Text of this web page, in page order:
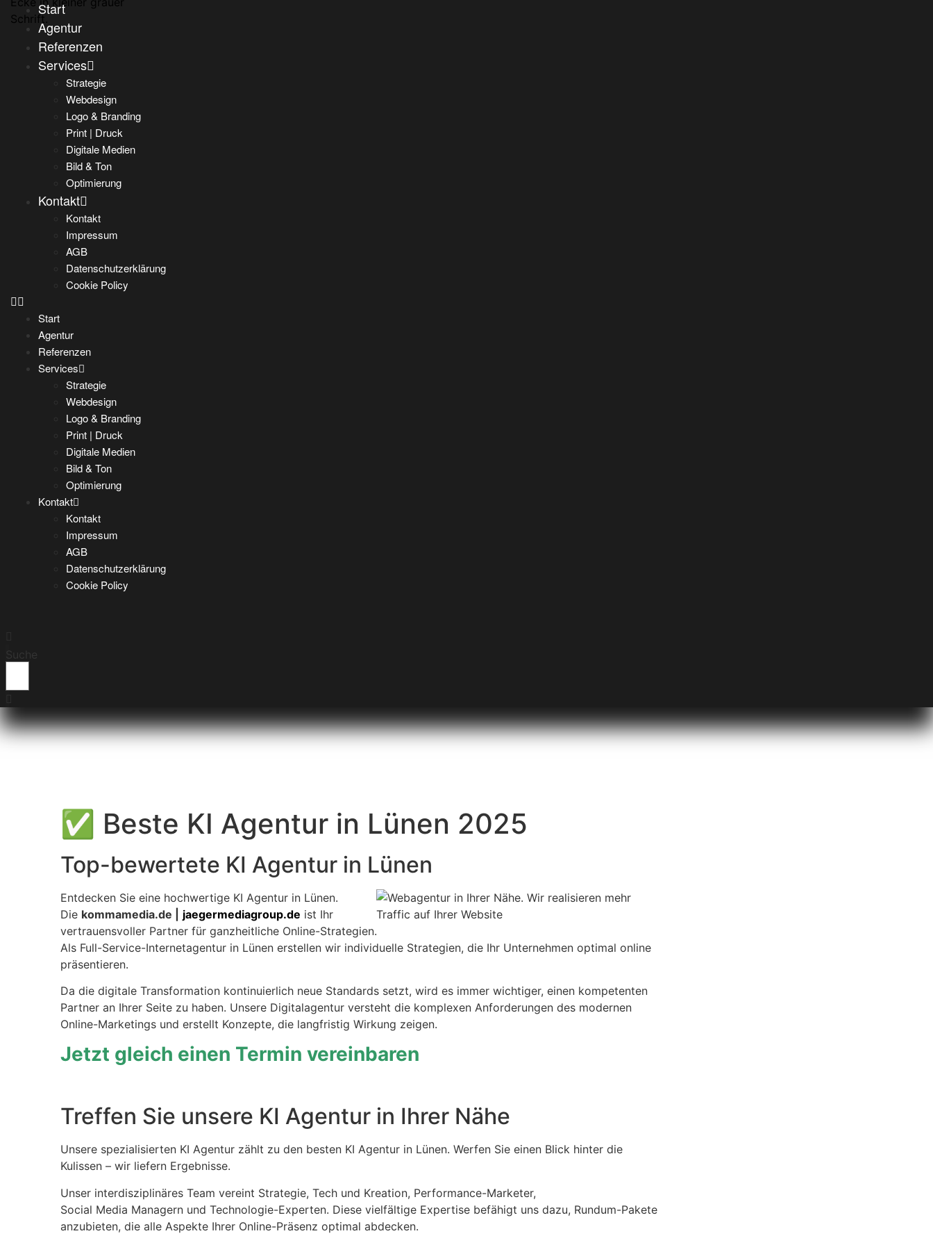
Start
Agentur
Referenzen
Services
Strategie
Webdesign
Logo & Branding
Print | Druck
Digitale Medien
Bild & Ton
Optimierung
Kontakt
Kontakt
Impressum
AGB
Datenschutzerklärung
Cookie Policy
Start
Agentur
Referenzen
Services
Strategie
Webdesign
Logo & Branding
Print | Druck
Digitale Medien
Bild & Ton
Optimierung
Kontakt
Kontakt
Impressum
AGB
Datenschutzerklärung
Cookie Policy
Suche
✅ Beste KI Agentur in Lünen 2025
Top-bewertete KI Agentur in Lünen
Entdecken Sie eine hochwertige KI Agentur in Lünen.
Die kommamedia.de | jaegermediagroup.de ist Ihr
vertrauensvoller Partner für ganzheitliche Online-Strategien.
Als Full-Service-Internetagentur in Lünen erstellen wir individuelle Strategien, die Ihr Unternehmen optimal online
präsentieren.
Da die digitale Transformation kontinuierlich neue Standards setzt, wird es immer wichtiger, einen kompetenten
Partner an Ihrer Seite zu haben. Unsere Digitalagentur versteht die komplexen Anforderungen des modernen
Online-Marketings und erstellt Konzepte, die langfristig Wirkung zeigen.
Jetzt gleich einen Termin vereinbaren
Treffen Sie unsere KI Agentur in Ihrer Nähe
Unsere spezialisierten KI Agentur zählt zu den besten KI Agentur in Lünen. Werfen Sie einen Blick hinter die
Kulissen – wir liefern Ergebnisse.
Unser interdisziplinäres Team vereint Strategie, Tech und Kreation, Performance-Marketer,
Social Media Managern und Technologie-Experten. Diese vielfältige Expertise befähigt uns dazu, Rundum-Pakete
anzubieten, die alle Aspekte Ihrer Online-Präsenz optimal abdecken.